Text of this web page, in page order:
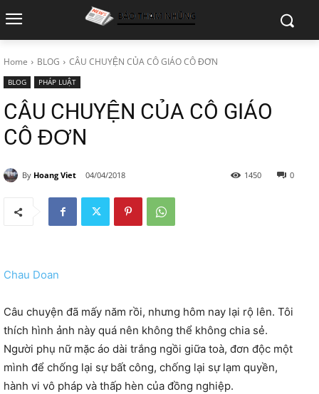
Home BLOG CÂU CHUYỆN CỦA CÔ GIÁO CÔ ĐƠN
BLOG PHÁP LUẬT
CÂU CHUYỆN CỦA CÔ GIÁO
CÔ ĐƠN
By Hoang Viet 04/04/2018 0
1450
Chau Doan
Câu chuyện đã mấy năm rồi, nhưng hôm nay lại rộ lên. Tôi
thích hình ảnh này quá nên không thể không chia sẻ.
Người phụ nữ mặc áo dài trắng ngồi giữa toà, đơn độc một
mình để chống lại sự bất công, chống lại sự lạm quyền,
hành vi vô pháp và thấp hèn của đồng nghiệp.